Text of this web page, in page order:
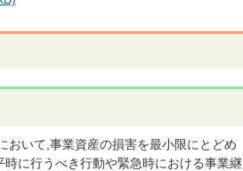
おいて,事業資産の損害を最小限にとどめ
に行うべき行動や緊急時における事業継